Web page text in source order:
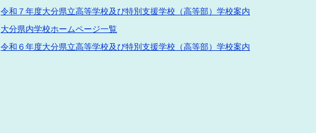
令和７年度大分県立高等学校及び特別支援学校（高等部）学校案内
大分県内学校ホームページ一覧
令和６年度大分県立高等学校及び特別支援学校（高等部）学校案内